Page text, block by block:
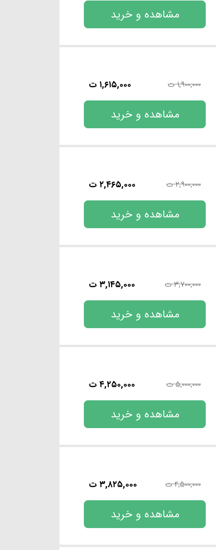
مشاهده و خرید
۱,۹۰۰,۰۰۰ ت ۱,۶۱۵,۰۰۰ ت
مشاهده و خرید
۲,۹۰۰,۰۰۰ ت ۲,۴۶۵,۰۰۰ ت
مشاهده و خرید
۳,۷۰۰,۰۰۰ ت ۳,۱۴۵,۰۰۰ ت
مشاهده و خرید
۵,۰۰۰,۰۰۰ ت ۴,۲۵۰,۰۰۰ ت
مشاهده و خرید
۴,۵۰۰,۰۰۰ ت ۳,۸۲۵,۰۰۰ ت
مشاهده و خرید